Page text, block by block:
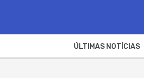
ÚLTIMAS NOTÍCIAS